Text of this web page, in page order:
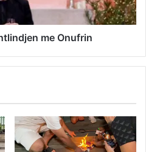
me Onufrin